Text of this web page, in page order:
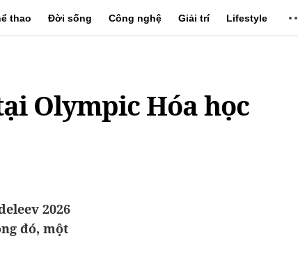
thao Đời sống Công nghệ Giải trí Lifestyle
Olympic Hóa học
2026
đó, một